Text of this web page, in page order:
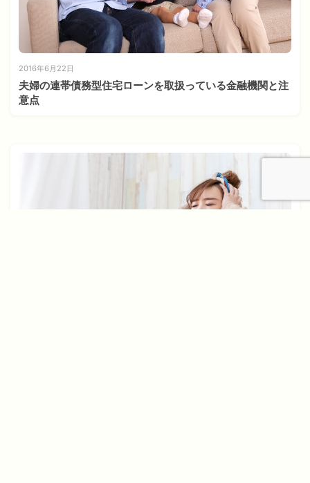
2016年6月22日
夫婦の連帯債務型住宅ローンを取扱っている金融機関と注
意点